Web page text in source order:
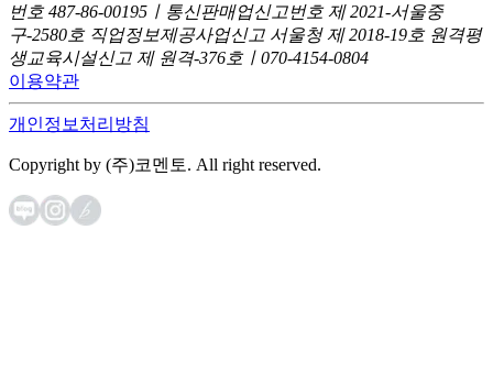
번호 487-86-00195ㅣ통신판매업신고번호 제 2021-서울중
구-2580호 직업정보제공사업신고 서울청 제 2018-19호 원격평
생교육시설신고 제 원격-376호ㅣ070-4154-0804
이용약관
개인정보처리방침
Copyright by (주)코멘토. All right reserved.